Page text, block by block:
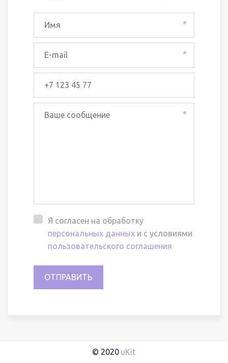
*
*
*
Я согласен на обработку
персональных данных и с условиями
пользовательского соглашения
ОТПРАВИТЬ
© 2020 uKit